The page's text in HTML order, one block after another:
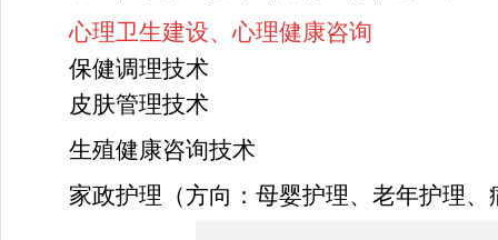
心理卫生建设、心理健康咨询
保健调理技术
皮肤管理技术
生殖健康咨询技术
家政护理（方向：母婴护理、老年护理、